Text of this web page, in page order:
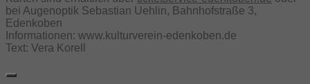
bei Augenoptik Sebastian Uehlin, Bahnhofstraße 3,
Edenkoben
Informationen: www.kulturverein-edenkoben.de
Text: Vera Korell